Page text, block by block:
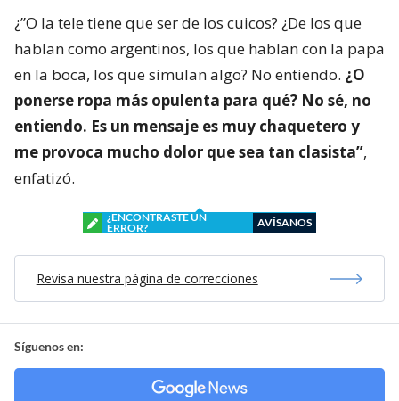
¿”O la tele tiene que ser de los cuicos? ¿De los que
hablan como argentinos, los que hablan con la papa
en la boca, los que simulan algo? No entiendo. ¿O
ponerse ropa más opulenta para qué? No sé, no
entiendo. Es un mensaje es muy chaquetero y
me provoca mucho dolor que sea tan clasista”,
enfatizó.
¿ENCONTRASTE UN
ERROR?
AVÍSANOS
Revisa nuestra página de correcciones
Síguenos en: